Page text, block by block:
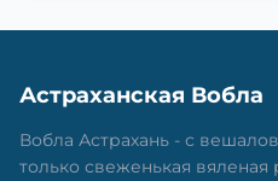
Астраханская Вобла
Вобла Астрахань - с
только свеженькая вяленая